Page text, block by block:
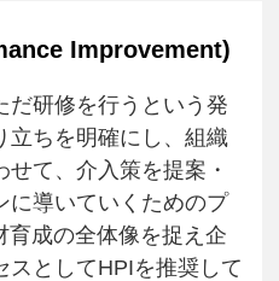
Improvement)
だ研修を行うという発
立ちを明確にし、組織
て、介入策を提案・
に導いていくためのプ
育成の全体像を捉え企
スとしてHPIを推奨して